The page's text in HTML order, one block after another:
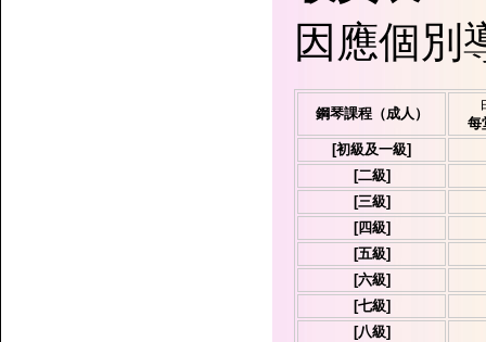
因應個別
鋼琴課程（成人）
每
[初級及一級]
[二級]
[三級]
[四級]
[五級]
[六級]
[七級]
[八級]